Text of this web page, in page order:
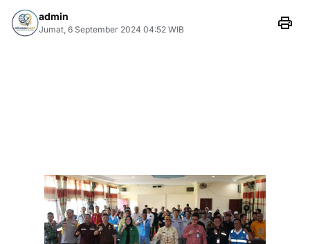
admin
Jumat, 6 September 2024 04:52 WIB